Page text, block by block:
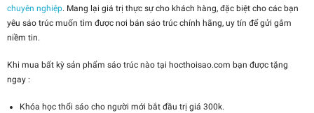
chuyên nghiệp. Mang lại giá trị thực sự cho khách hàng, đặc biệt cho các bạn
yêu sáo trúc muốn tìm được nơi bán sáo trúc chính hãng, uy tín để gửi gắm
niềm tin.
Khi mua bất kỳ sản phẩm sáo trúc nào tại hocthoisao.com bạn được tặng
ngay :
Khóa học thổi sáo cho người mới bắt đầu trị giá 300k.